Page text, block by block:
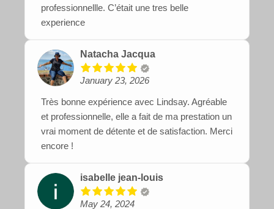
professionnellle. C’était une tres belle
experience
Natacha Jacqua
January 23, 2026
Très bonne expérience avec Lindsay. Agréable
et professionnelle, elle a fait de ma prestation un
vrai moment de détente et de satisfaction. Merci
encore !
isabelle jean-louis
May 24, 2024